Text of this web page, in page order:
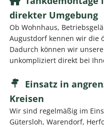
direkter Umgebung
Ob Wohnhaus,
Augustdorf kennen wir die
Dadurch können wir
unkompliziert direkt bei
Einsatz in
Kreisen
Wir sind regelmäßig im
Gütersloh, Warendorf,